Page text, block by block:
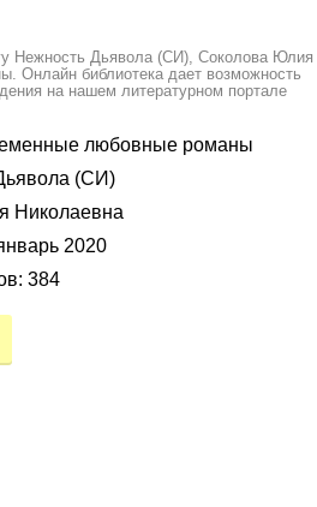
Нежность Дьявола (СИ), Соколова Юлия
Онлайн библиотека дает возможность
на нашем литературном портале
любовные романы
(СИ)
Николаевна
2020
384